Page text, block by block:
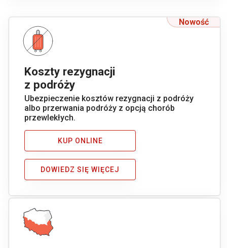
Koszty rezygnacji
z podróży
Nowość
Ubezpieczenie kosztów rezygnacji z podróży
albo przerwania podróży z opcją chorób
przewlekłych.
KUP ONLINE
DOWIEDZ SIĘ WIĘCEJ